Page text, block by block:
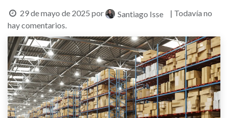
29 de mayo de 2025 por Santiago Isse
| Todavía no
hay comentarios.